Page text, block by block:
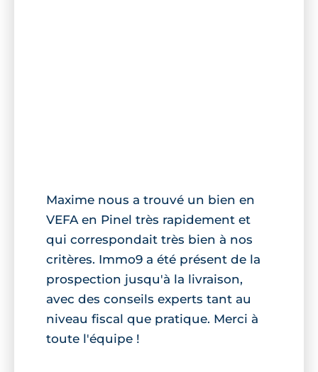
Maxime nous a trouvé un bien en
VEFA en Pinel très rapidement et
qui correspondait très bien à nos
critères. Immo9 a été présent de la
prospection jusqu'à la livraison,
avec des conseils experts tant au
niveau fiscal que pratique. Merci à
toute l'équipe !